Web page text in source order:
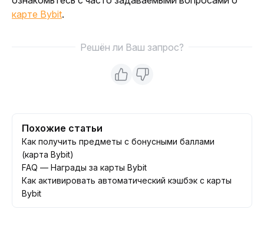
карте Bybit.
Решён ли Ваш запрос?
Похожие статьи
Как получить предметы с бонусными баллами
(карта Bybit)
FAQ — Награды за карты Bybit
Как активировать автоматический кэшбэк с карты
Bybit